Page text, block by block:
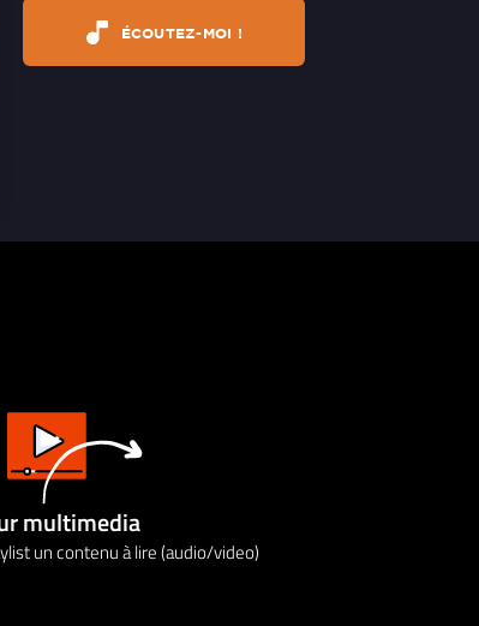
ÉCOUTEZ-MOI !
multimedia
un contenu à lire (audio/video)